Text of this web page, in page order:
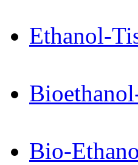
Ethanol-
Bio-